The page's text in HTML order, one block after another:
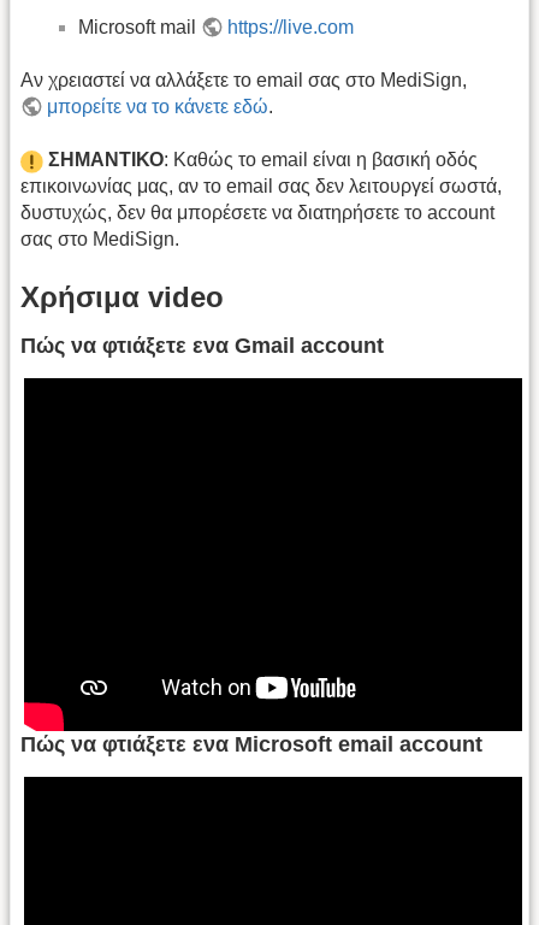
Microsoft mail
https://live.com
Αν χρειαστεί να αλλάξετε το email σας στο MediSign,
μπορείτε να το κάνετε εδώ.
ΣΗΜΑΝΤΙΚΟ: Καθώς το email είναι η βασική οδός
επικοινωνίας μας, αν το email σας δεν λειτουργεί σωστά,
δυστυχώς, δεν θα μπορέσετε να διατηρήσετε το account
σας στο MediSign.
Χρήσιμα video
Πώς να φτιάξετε ενα Gmail account
Πώς να φτιάξετε ενα Microsoft email account